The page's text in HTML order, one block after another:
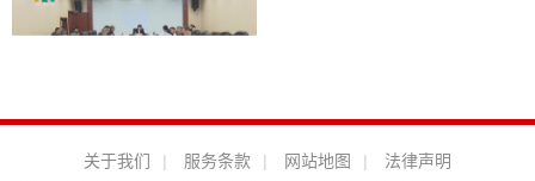
关于我们 | 服务条款 | 网站地图 |
法律声明